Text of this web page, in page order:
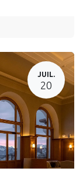
JUIL.
20